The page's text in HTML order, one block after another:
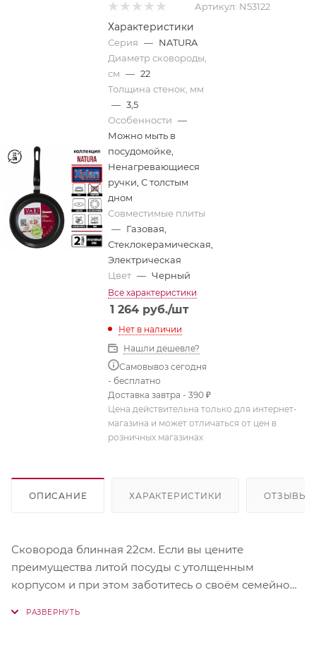
Артикул: N53122
Характеристики
Серия — NATURA
Диаметр сковороды,
см — 22
Толщина стенок, мм
— 3,5
Особенности —
Можно мыть в
посудомойке,
Ненагревающиеся
ручки, С толстым
дном
Совместимые плиты
— Газовая,
Стеклокерамическая,
Электрическая
Цвет — Черный
Все характеристики
1 264 руб./шт
Нет в наличии
Нашли дешевле?
Самовывоз сегодня
- бесплатно
Доставка завтра - 390 ₽
Цена действительна только для интернет-
магазина и может отличаться от цен в
розничных магазинах
ОПИСАНИЕ ХАРАКТЕРИСТИКИ ОТЗЫВЫ
Сковорода блинная 22см. Если вы цените
преимущества литой посуды с утолщенным
корпусом и при этом заботитесь о своём семейном